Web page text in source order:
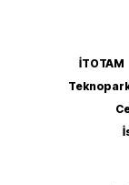
İTOTAM